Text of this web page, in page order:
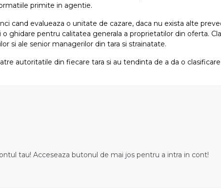
primite in agentie.
cand evalueaza o unitate de cazare, daca nu exista alte
ghidare pentru calitatea generala a proprietatilor din oferta.
si ale senior managerilor din tara si strainatate.
autoritatile din fiecare tara si au tendinta de a da o
tau! Acceseaza butonul de mai jos pentru a intra in cont!